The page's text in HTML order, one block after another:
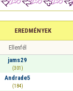
EREDMÉNYEK
Ellenfél
jams29
(301)
Andrade5
(184)